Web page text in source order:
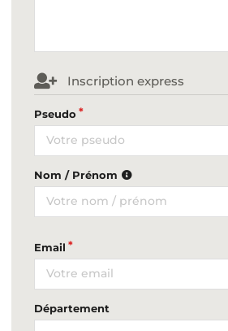
Inscription express
Pseudo
Nom / Prénom
Email
Département